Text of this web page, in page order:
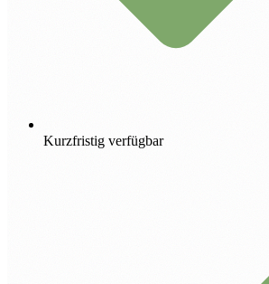
Kurzfristig verfügbar